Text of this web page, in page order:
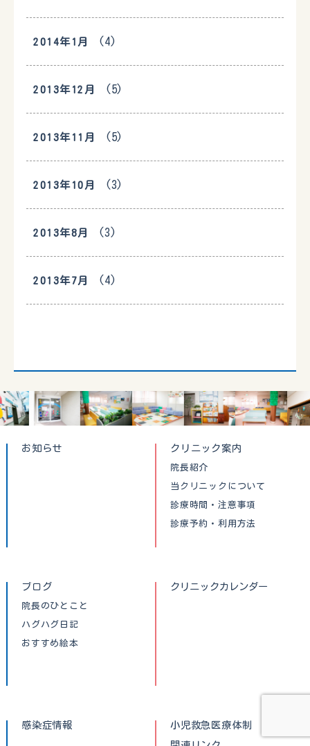
2014年1月 (4)
2013年12月 (5)
2013年11月 (5)
2013年10月 (3)
2013年8月 (3)
2013年7月 (4)
お知らせ クリニック案内
院長紹介
当クリニックについて
診療時間・注意事項
診療予約・利用方法
ブログ
院長のひとこと
ハグハグ日記
おすすめ絵本
クリニックカレンダー
感染症情報
小児救急医療体制